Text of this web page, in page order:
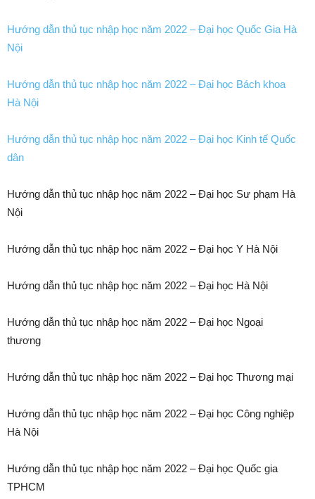
Hướng dẫn thủ tục nhập học năm 2022 – Đại học Quốc Gia Hà
Nội
Hướng dẫn thủ tục nhập học năm 2022 – Đại học Bách khoa
Hà Nội
Hướng dẫn thủ tục nhập học năm 2022 – Đại học Kinh tế Quốc
dân
Hướng dẫn thủ tục nhập học năm 2022 – Đại học Sư phạm Hà
Nội
Hướng dẫn thủ tục nhập học năm 2022 – Đại học Y Hà Nội
Hướng dẫn thủ tục nhập học năm 2022 – Đại học Hà Nội
Hướng dẫn thủ tục nhập học năm 2022 – Đại học Ngoại
thương
Hướng dẫn thủ tục nhập học năm 2022 – Đại học Thương mại
Hướng dẫn thủ tục nhập học năm 2022 – Đại học Công nghiệp
Hà Nội
Hướng dẫn thủ tục nhập học năm 2022 – Đại học Quốc gia
TPHCM